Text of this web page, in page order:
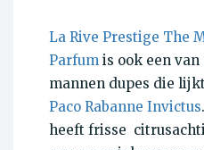
La Rive Prestige The
Parfum is ook een van
mannen dupes die
Paco Rabanne Invictus
heeft frisse